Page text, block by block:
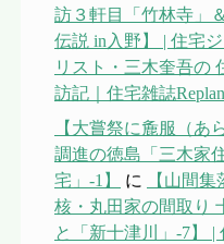
訪３軒目「竹林寺」
伝説 in入野】 | 住宅
リスト・三木奎吾の
訪記｜住宅雑誌Replan
【大嘗祭に麁服（あ
調進の徳島「三木家
宅」-1】
に
【山間集
核・丸田家の間取り
と「新十津川」-7】 |